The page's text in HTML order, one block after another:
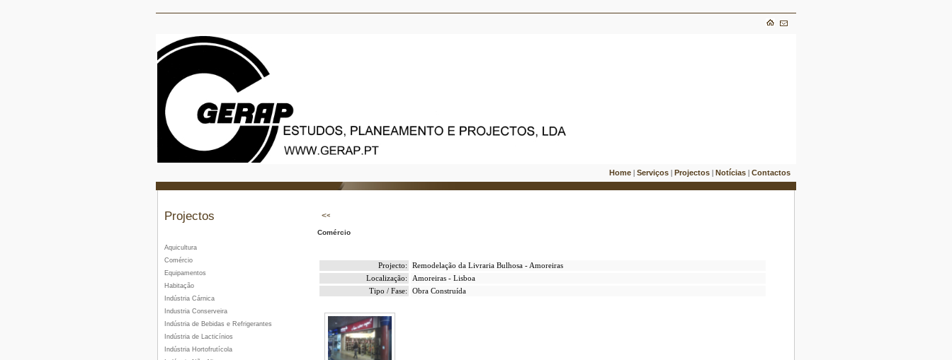
Home Serviços Projectos Notícias Contactos
Projectos
Aquicultura
Comércio
Equipamentos
Habitação
Indústria Cárnica
Industria Conserveira
Indústria de Bebidas e Refrigerantes
Indústria de Lacticínios
Indústria Hortofrutícola
Comércio
Projecto:
Remodelação da Livraria Bulhosa - Amoreiras
Localização:
Amoreiras - Lisboa
Tipo / Fase:
Obra Construída